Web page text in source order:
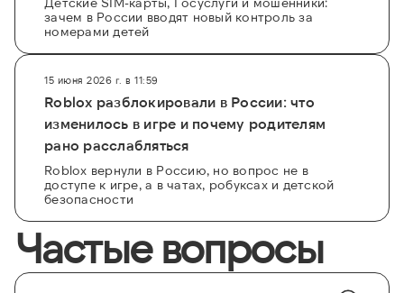
зачем в России вводят новый контроль за
номерами детей
15 июня 2026 г. в 11:59
Roblox разблокировали в России: что
изменилось в игре и почему родителям
рано расслабляться
Roblox вернули в Россию, но вопрос не в
доступе к игре, а в чатах, робуксах и детской
безопасности
Частые вопросы